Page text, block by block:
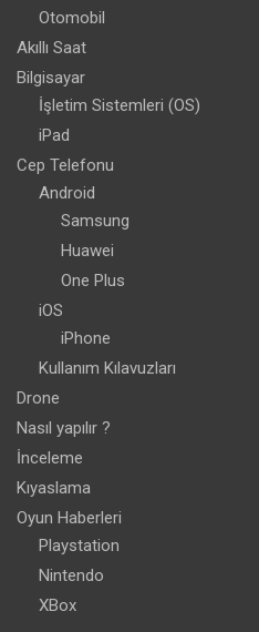
Otomobil
Akıllı Saat
Bilgisayar
İşletim Sistemleri (OS)
iPad
Cep Telefonu
Android
Samsung
Huawei
One Plus
iOS
iPhone
Kullanım Kılavuzları
Drone
Nasıl yapılır ?
İnceleme
Kıyaslama
Oyun Haberleri
Playstation
Nintendo
XBox